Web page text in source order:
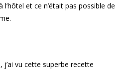
et ce n’était pas possible de
j’ai vu cette superbe recette